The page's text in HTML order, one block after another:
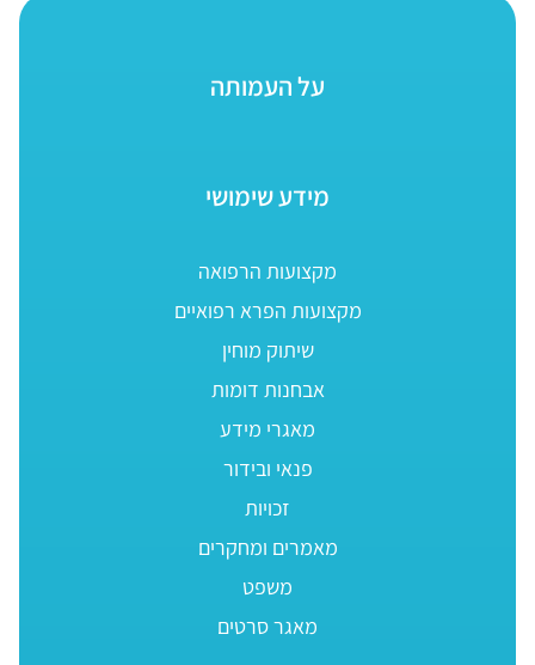
על העמותה
מידע שימושי
מקצועות הרפואה
מקצועות הפרא רפואיים
שיתוק מוחין
אבחנות דומות
מאגרי מידע
פנאי ובידור
זכויות
מאמרים ומחקרים
משפט
מאגר סרטים